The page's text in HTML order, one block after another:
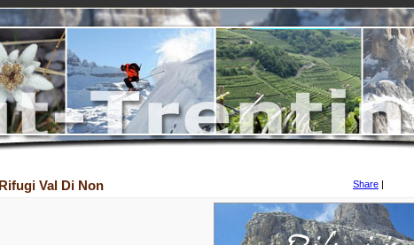
Rifugi Val Di Non Share |